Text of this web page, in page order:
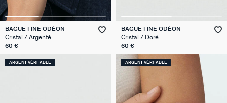
BAGUE FINE ODÉON
Cristal / Argenté
60 €
BAGUE FINE ODÉON
Cristal / Doré
60 €
ARGENT VÉRITABLE ARGENT VÉRITABLE